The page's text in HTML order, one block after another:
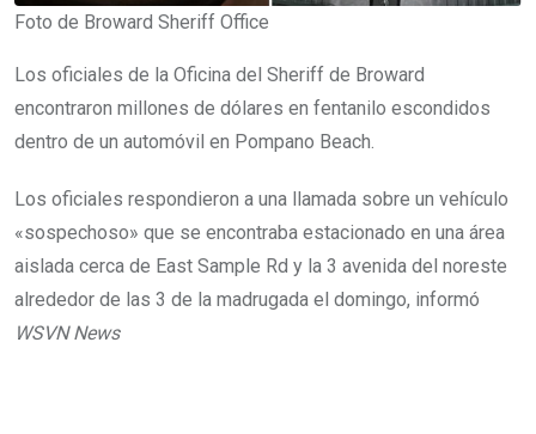
Foto de Broward Sheriff Office
Los oficiales de la Oficina del Sheriff de Broward
encontraron millones de dólares en fentanilo escondidos
dentro de un automóvil en Pompano Beach.
Los oficiales respondieron a una llamada sobre un vehículo
«sospechoso» que se encontraba estacionado en una área
aislada cerca de East Sample Rd y la 3 avenida del noreste
alrededor de las 3 de la madrugada el domingo, informó
WSVN News